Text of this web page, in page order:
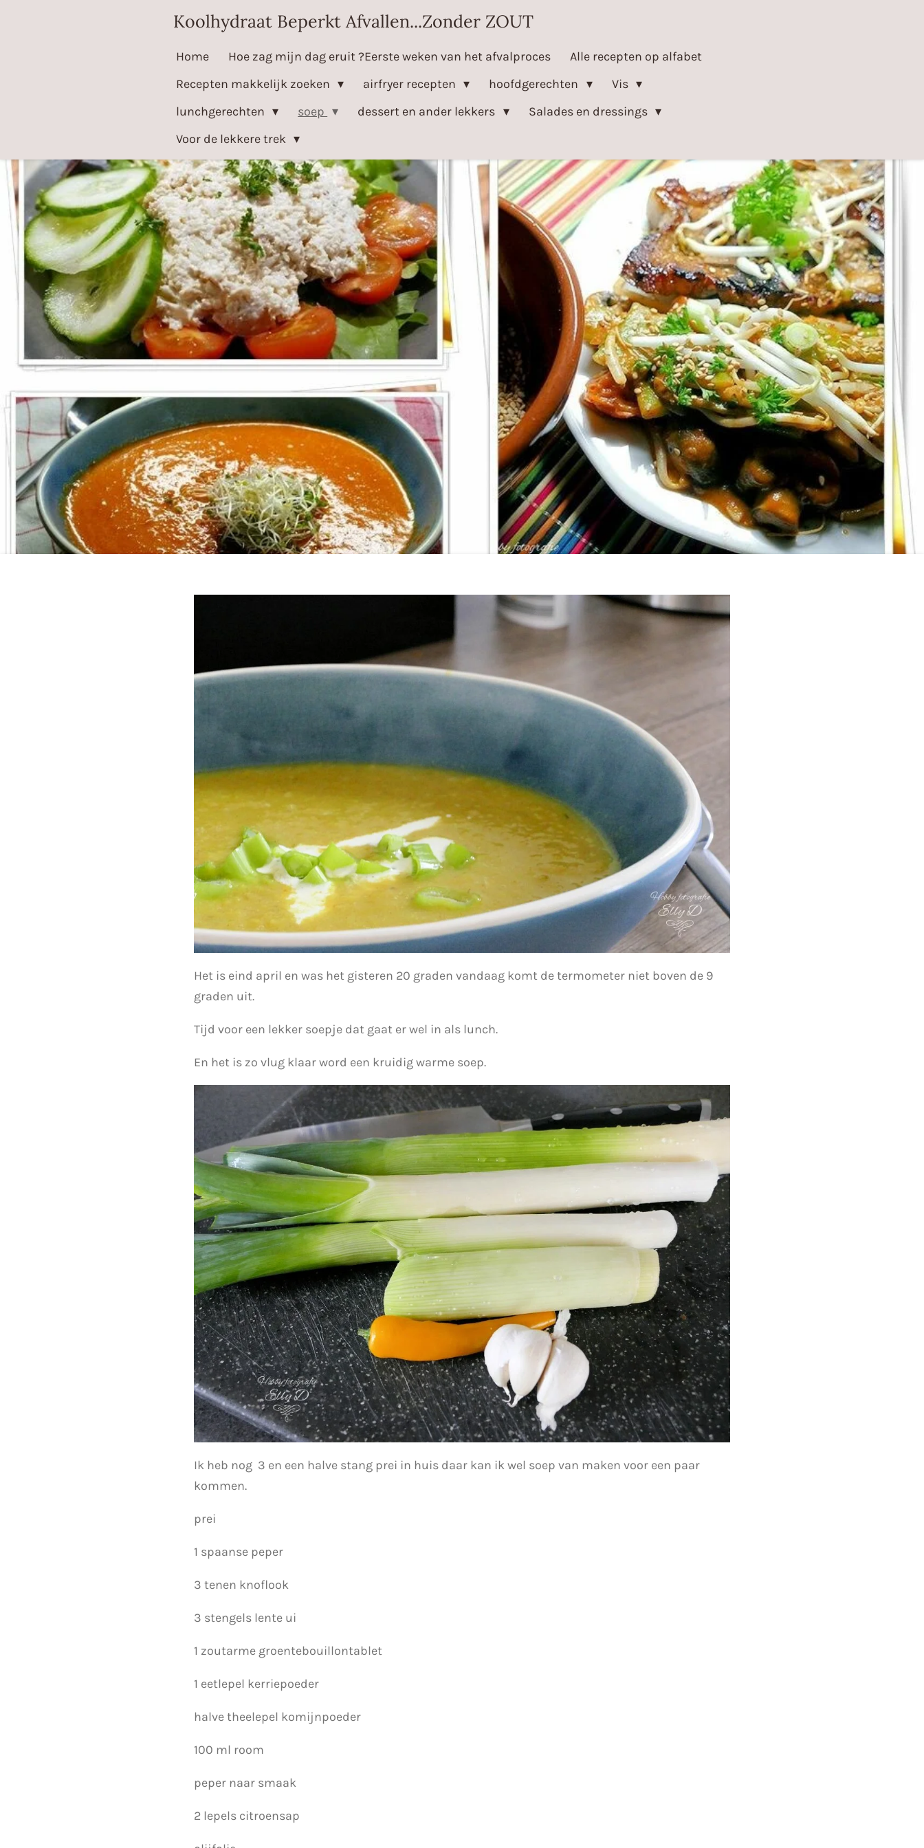
Koolhydraat Beperkt Afvallen...Zonder ZOUT
Home Hoe zag mijn dag eruit ?Eerste weken van het afvalproces
Alle recepten op alfabet
Recepten makkelijk zoeken
airfryer recepten hoofdgerechten
Vis
lunchgerechten
soep dessert en ander lekkers
Salades en dressings
Voor de lekkere trek
Het is eind april en was het gisteren 20 graden vandaag komt de termometer niet boven de 9
graden uit.
Tijd voor een lekker soepje dat gaat er wel in als lunch.
En het is zo vlug klaar word een kruidig warme soep.
Ik heb nog 3 en een halve stang prei in huis daar kan ik wel soep van maken voor een paar
kommen.
prei
1 spaanse peper
3 tenen knoflook
3 stengels lente ui
1 zoutarme groentebouillontablet
1 eetlepel kerriepoeder
halve theelepel komijnpoeder
100 ml room
peper naar smaak
2 lepels citroensap